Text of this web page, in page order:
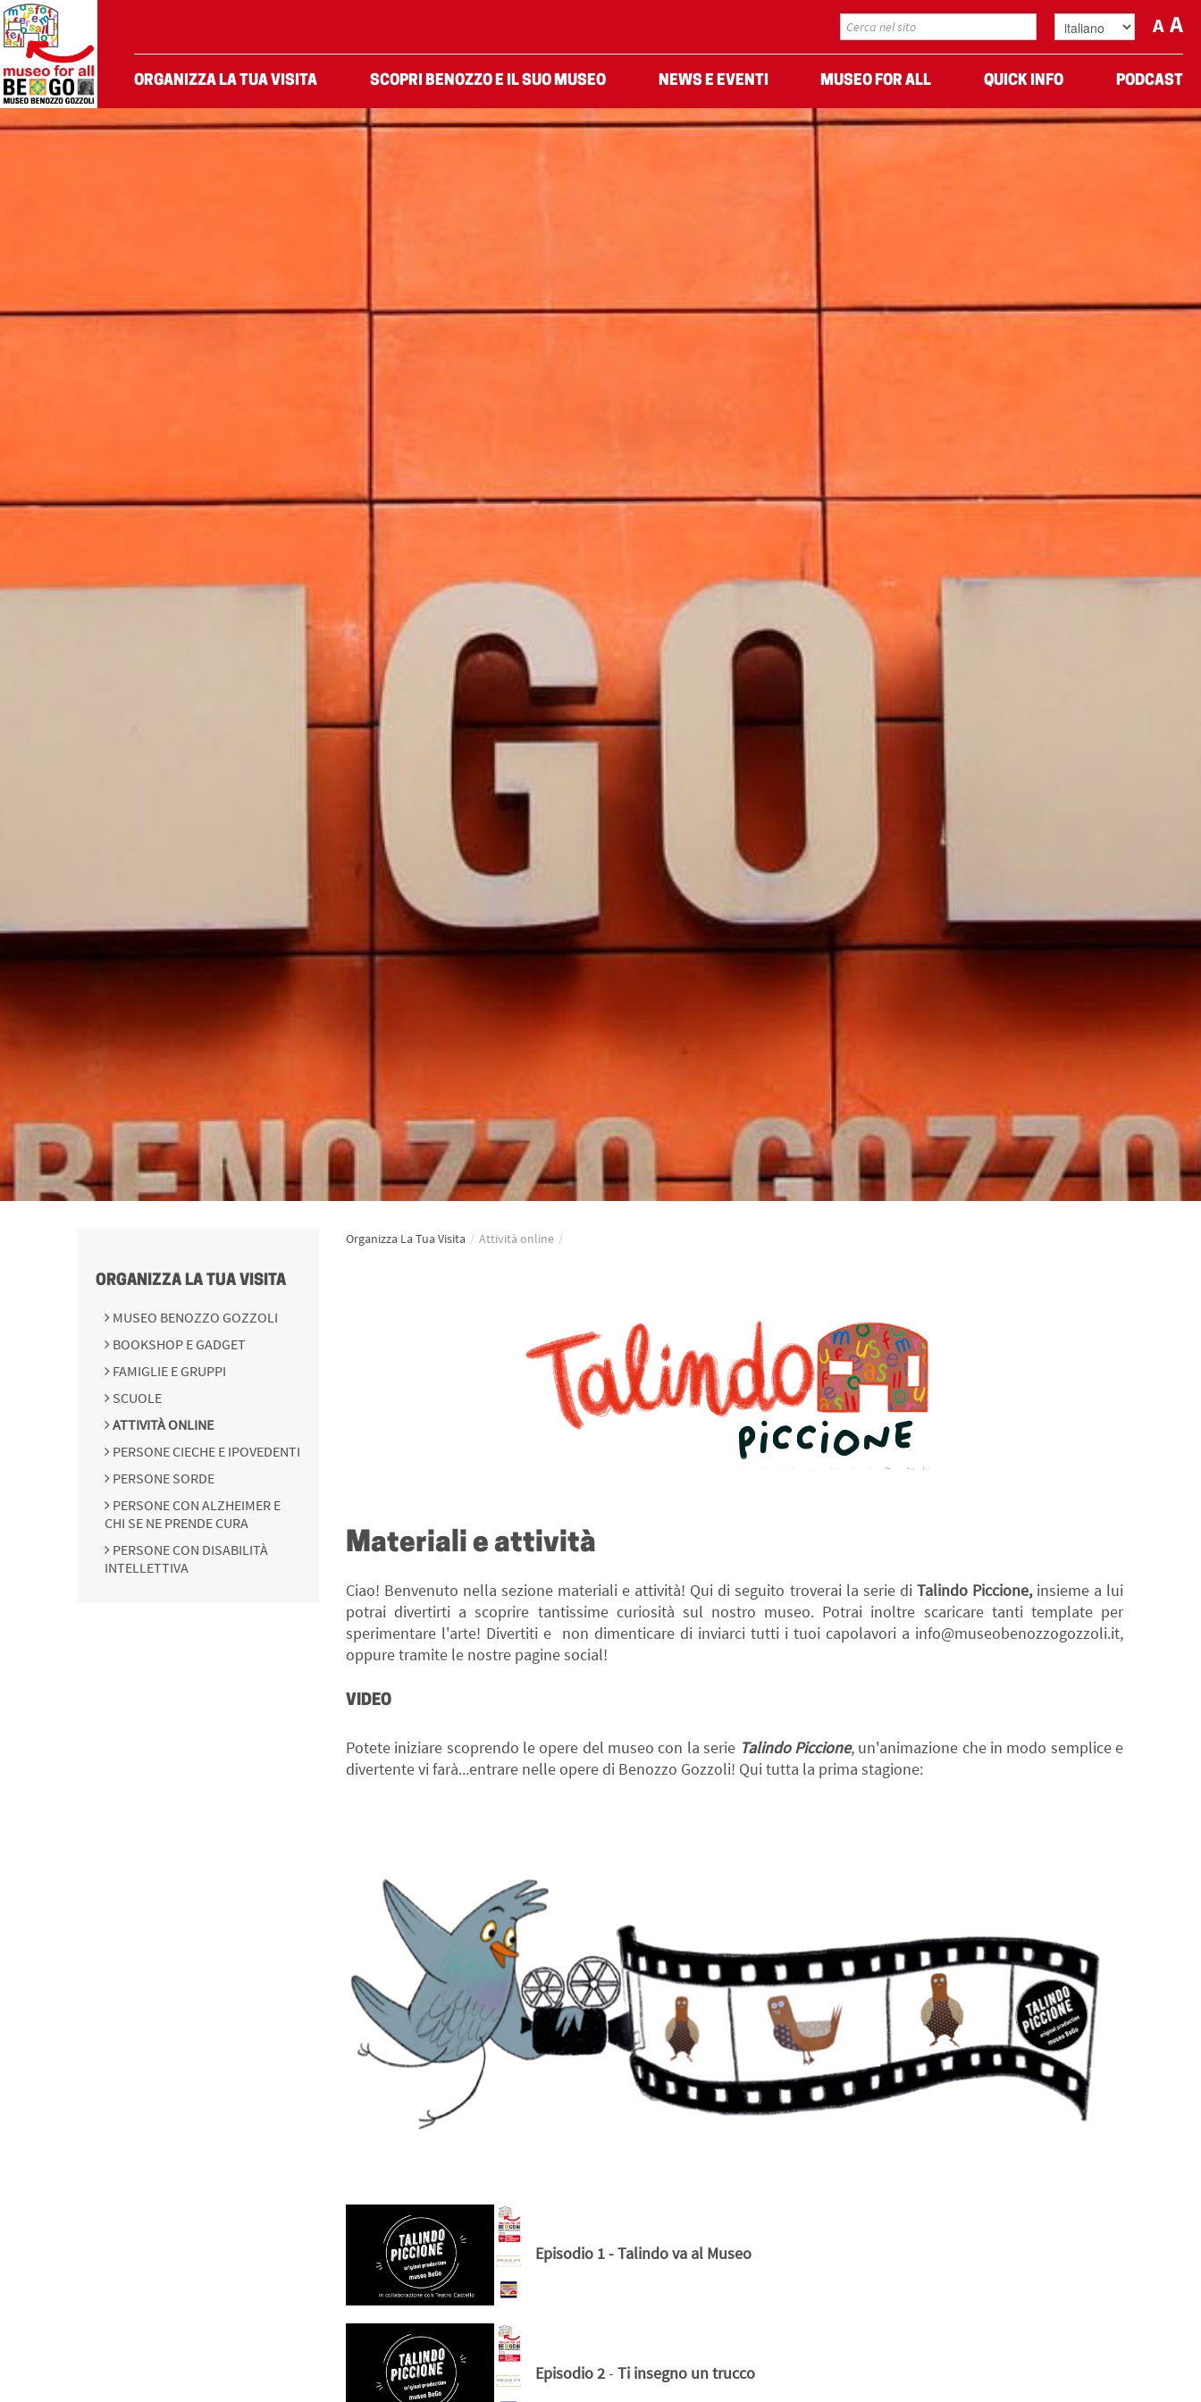
Salta al Contenuto
A A
ORGANIZZA LA TUA VISITA SCOPRI BENOZZO E IL SUO MUSEO NEWS E EVENTI MUSEO FOR ALL QUICK INFO PODCAST
ORGANIZZA LA TUA VISITA
MUSEO BENOZZO GOZZOLI
BOOKSHOP E GADGET
FAMIGLIE E GRUPPI
SCUOLE
ATTIVITÀ ONLINE
PERSONE CIECHE E IPOVEDENTI
PERSONE SORDE
PERSONE CON ALZHEIMER E
CHI SE NE PRENDE CURA
PERSONE CON DISABILITÀ
INTELLETTIVA
Organizza La Tua Visita / Attività online /
Materiali e attività
Ciao! Benvenuto nella sezione materiali e attività! Qui di seguito troverai la serie di Talindo Piccione, insieme a lui
potrai divertirti a scoprire tantissime curiosità sul nostro museo. Potrai inoltre scaricare tanti template per
sperimentare l'arte! Divertiti e non dimenticare di inviarci tutti i tuoi capolavori a info@museobenozzogozzoli.it,
oppure tramite le nostre pagine social!
VIDEO
Potete iniziare scoprendo le opere del museo con la serie Talindo Piccione, un'animazione che in modo semplice e
divertente vi farà...entrare nelle opere di Benozzo Gozzoli! Qui tutta la prima stagione:
Episodio 1- Talindo va al Museo
Episodio 2- Ti insegno un trucco